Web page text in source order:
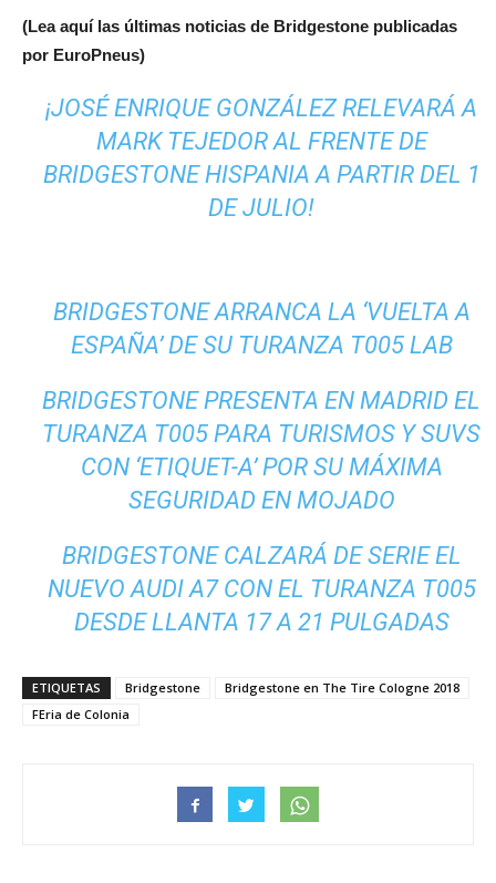
(Lea aquí las últimas noticias de Bridgestone publicadas
por EuroPneus)
¡JOSÉ ENRIQUE GONZÁLEZ RELEVARÁ A
MARK TEJEDOR AL FRENTE DE
BRIDGESTONE HISPANIA A PARTIR DEL 1
DE JULIO!
BRIDGESTONE ARRANCA LA ‘VUELTA A
ESPAÑA’ DE SU TURANZA T005 LAB
BRIDGESTONE PRESENTA EN MADRID EL
TURANZA T005 PARA TURISMOS Y SUVS
CON ‘ETIQUET-A’ POR SU MÁXIMA
SEGURIDAD EN MOJADO
BRIDGESTONE CALZARÁ DE SERIE EL
NUEVO AUDI A7 CON EL TURANZA T005
DESDE LLANTA 17 A 21 PULGADAS
ETIQUETAS Bridgestone
Bridgestone en The Tire Cologne 2018
FEria de Colonia